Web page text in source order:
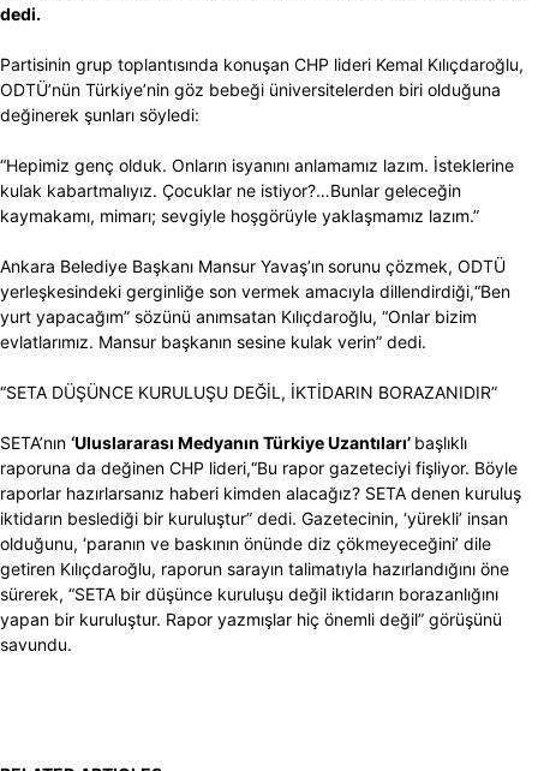
dedi.
Partisinin grup toplantısında konuşan CHP lideri Kemal Kılıçdaroğlu,
ODTÜ’nün Türkiye’nin göz bebeği üniversitelerden biri olduğuna
değinerek şunları söyledi:
“Hepimiz genç olduk. Onların isyanını anlamamız lazım. İsteklerine
kulak kabartmalıyız. Çocuklar ne istiyor?…Bunlar geleceğin
kaymakamı, mimarı; sevgiyle hoşgörüyle yaklaşmamız lazım.”
Ankara Belediye Başkanı Mansur Yavaş’ınsorunu çözmek, ODTÜ
yerleşkesindeki gerginliğe son vermek amacıyla dillendirdiği,“Ben
yurt yapacağım” sözünü anımsatan Kılıçdaroğlu, “Onlar bizim
evlatlarımız. Mansur başkanın sesine kulak verin” dedi.
“SETA DÜŞÜNCE KURULUŞU DEĞİL, İKTİDARIN BORAZANIDIR”
SETA’nın ‘Uluslararası Medyanın Türkiye Uzantıları’ başlıklı
raporuna da değinen CHP lideri,“Bu rapor gazeteciyi fişliyor. Böyle
raporlar hazırlarsanız haberi kimden alacağız? SETA denen kuruluş
iktidarın beslediği bir kuruluştur” dedi. Gazetecinin, ‘yürekli’ insan
olduğunu, ‘paranın ve baskının önünde diz çökmeyeceğini’ dile
getiren Kılıçdaroğlu, raporun sarayın talimatıyla hazırlandığını öne
sürerek, “SETA bir düşünce kuruluşu değil iktidarın borazanlığını
yapan bir kuruluştur. Rapor yazmışlar hiç önemli değil” görüşünü
savundu.